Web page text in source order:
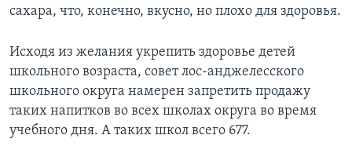
СОЦИАЛЬНЫЕ СЕТИ
сахара, что, конечно, вкусно, но плохо для здоровья.
Исходя из желания укрепить здоровье детей
школьного возраста, совет лос-анджелесского
школьного округа намерен запретить продажу
таких напитков во всех школах округа во время
учебного дня. А таких школ всего 677.